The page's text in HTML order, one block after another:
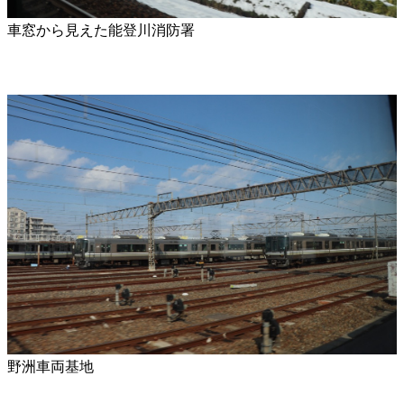
車窓から見えた能登川消防署
野洲車両基地